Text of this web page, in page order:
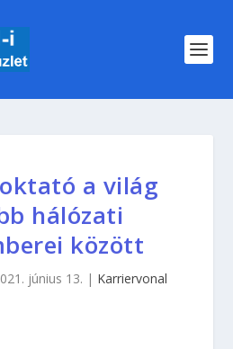
a világ
hálózati
között
június 13. | Karriervonal